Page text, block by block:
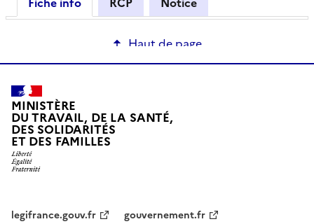
Haut de page
MINISTÈRE
DU TRAVAIL, DE LA SANTÉ,
DES SOLIDARITÉS
ET DES FAMILLES
legifrance.gouv.fr
gouvernement.fr